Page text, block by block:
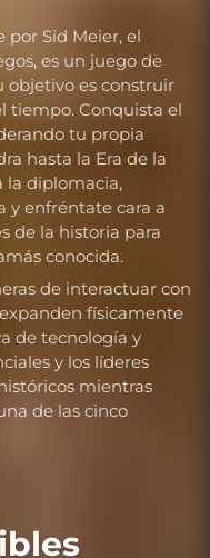
Sid Meier, el
es un juego de
objetivo es construir
tiempo. Conquista el
tu propia
hasta la Era de la
la diplomacia,
y enfréntate cara a
de la historia para
conocida.
de interactuar con
físicamente
de tecnología y
y los líderes
mientras
de las cinco